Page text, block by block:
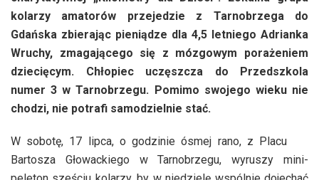
kolarzy amatorów przejedzie z Tarnobrzega do
Gdańska zbierając pieniądze dla 4,5 letniego Adrianka
Wruchy, zmagającego się z mózgowym porażeniem
dziecięcym. Chłopiec uczęszcza do Przedszkola
numer 3 w Tarnobrzegu. Pomimo swojego wieku nie
chodzi, nie potrafi samodzielnie stać.
W sobotę, 17 lipca, o godzinie ósmej rano, z Placu
Bartosza Głowackiego w Tarnobrzegu, wyruszy mini-